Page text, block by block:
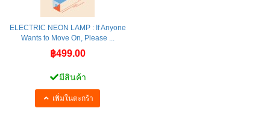
ELECTRIC NEON LAMP : If Anyone
Wants to Move On, Please ...
฿499.00
มีสินค้า
เพิ่มในตะกร้า